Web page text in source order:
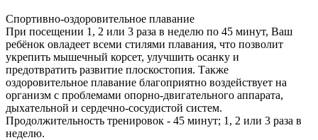
Спортивно-оздоровительное плавание
При посещении 1, 2 или 3 раза в неделю по 45 минут, Ваш
ребёнок овладеет всеми стилями плавания, что позволит
укрепить мышечный корсет, улучшить осанку и
предотвратить развитие плоскостопия. Также
оздоровительное плавание благоприятно воздействует на
организм с проблемами опорно-двигательного аппарата,
дыхательной и сердечно-сосудистой систем.
Продолжительность тренировок - 45 минут; 1, 2 или 3 раза в
неделю.